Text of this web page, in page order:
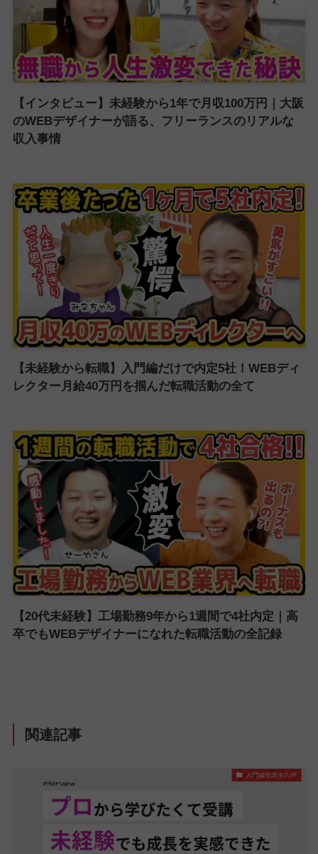
【インタビュー】未経験から1年で月収100万円｜大阪
のWEBデザイナーが語る、フリーランスのリアルな
収入事情
【未経験から転職】入門編だけで内定5社！WEBディ
レクター月給40万円を掴んだ転職活動の全て
【20代未経験】工場勤務9年から1週間で4社内定｜高
卒でもWEBデザイナーになれた転職活動の全記録
関連記事
入門編受講生の声